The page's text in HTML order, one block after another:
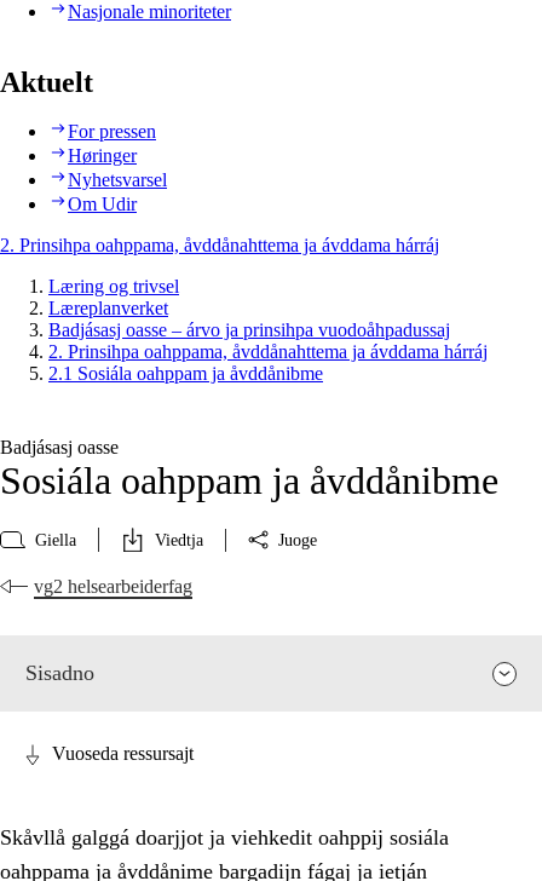
Nasjonale minoriteter
Aktuelt
For pressen
Høringer
Nyhetsvarsel
Om Udir
2. Prinsihpa oahppama, åvddånahttema ja ávddama hárráj
Læring og trivsel
Læreplanverket
Badjásasj oasse – árvo ja prinsihpa vuodoåhpadussaj
2. Prinsihpa oahppama, åvddånahttema ja ávddama hárráj
2.1 Sosiála oahppam ja åvddånibme
Badjásasj oasse
Sosiála oahppam ja åvddånibme
Giella Viedtja Juoge
vg2 helsearbeiderfag
Sisadno
Vuoseda ressursajt
Skåvllå galggá doarjjot ja viehkedit oahppij sosiála
oahppama ja åvddånime bargadijn fágaj ja ietján